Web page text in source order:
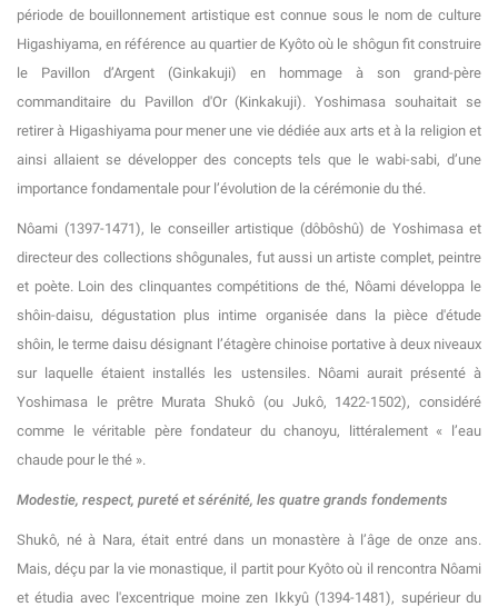
période de bouillonnement artistique est connue sous le nom de culture
Higashiyama, en référence au quartier de Kyôto où le shôgun fit construire
le Pavillon d’Argent (Ginkakuji) en hommage à son grand-père
commanditaire du Pavillon d'Or (Kinkakuji). Yoshimasa souhaitait se
retirer à Higashiyama pour mener une vie dédiée aux arts et à la religion et
ainsi allaient se développer des concepts tels que le wabi-sabi, d’une
importance fondamentale pour l’évolution de la cérémonie du thé.
Nôami (1397-1471), le conseiller artistique (dôbôshû) de Yoshimasa et
directeur des collections shôgunales, fut aussi un artiste complet, peintre
et poète. Loin des clinquantes compétitions de thé, Nôami développa le
shôin-daisu, dégustation plus intime organisée dans la pièce d'étude
shôin, le terme daisu désignant l’étagère chinoise portative à deux niveaux
sur laquelle étaient installés les ustensiles. Nôami aurait présenté à
Yoshimasa le prêtre Murata Shukô (ou Jukô, 1422-1502), considéré
comme le véritable père fondateur du chanoyu, littéralement « l’eau
chaude pour le thé ».
Modestie, respect, pureté et sérénité, les quatre grands fondements
Shukô, né à Nara, était entré dans un monastère à l’âge de onze ans.
Mais, déçu par la vie monastique, il partit pour Kyôto où il rencontra Nôami
et étudia avec l'excentrique moine zen Ikkyû (1394-1481), supérieur du